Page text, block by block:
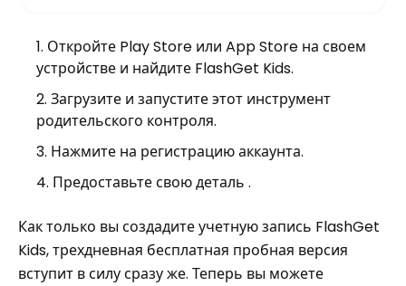
Откройте Play Store или App Store на своем
устройстве и найдите FlashGet Kids.
Загрузите и запустите этот инструмент
родительского контроля.
Нажмите на регистрацию аккаунта.
Предоставьте свою деталь .
Как только вы создадите учетную запись FlashGet
Kids, трехдневная бесплатная пробная версия
вступит в силу сразу же. Теперь вы можете